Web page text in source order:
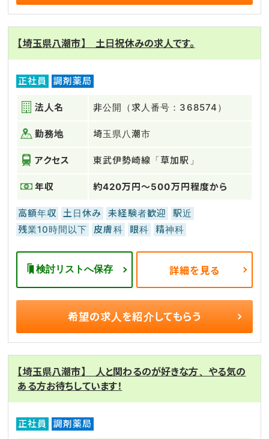
【埼玉県八潮市】 土日祝休みの求人です。
正社員 調剤薬局
法人名 非公開（求人番号：368574）
勤務地 埼玉県八潮市
アクセス 東武伊勢崎線「草加駅」
年収 約420万円～500万円程度から
高額年収 土日休み 未経験者歓迎
駅近
残業10時間以下
皮膚科 眼科 精神科
検討リストへ保存 詳細を見る
希望の求人を紹介してもらう
【埼玉県八潮市】 人と関わるのが好きな方、やる気の
ある方お待ちしています！
正社員 調剤薬局